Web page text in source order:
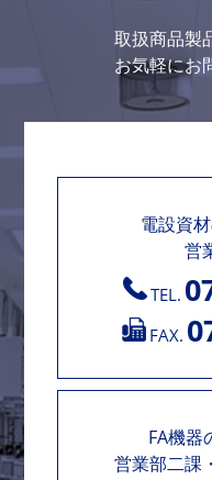
取扱商品製
お気軽にお
電設資
営
TEL.
FAX.
FA機器
営業部二課